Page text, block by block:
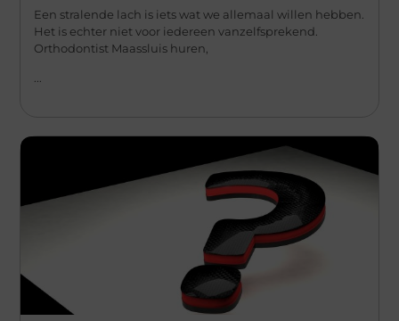
Een stralende lach is iets wat we allemaal willen hebben.
Het is echter niet voor iedereen vanzelfsprekend.
Orthodontist Maassluis huren,
...